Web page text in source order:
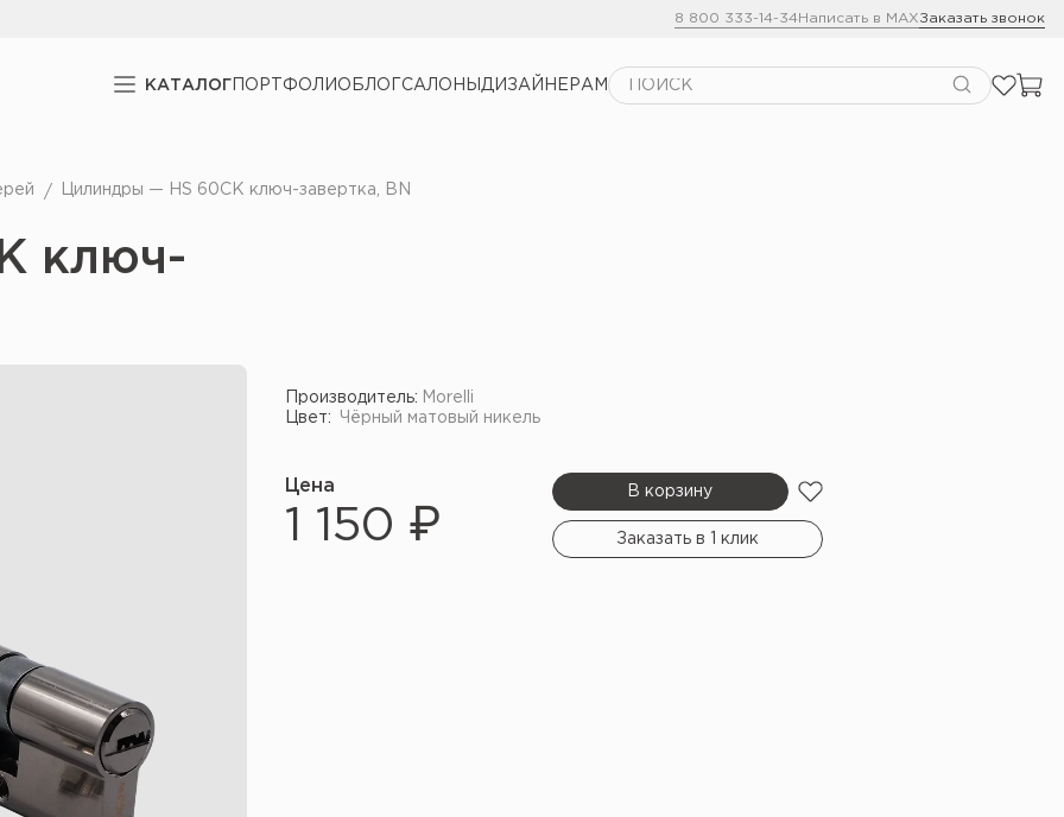
8 800 333-14-34Написать в MAXЗаказать звонок
КАТАЛОГ ПОРТФОЛИО БЛОГСАЛОНЫ ДИЗАЙНЕРАМ
Цилиндры — HS 60CK ключ-завертка, BN
ключ-
Производитель: Morelli
Цвет:
Чёрный матовый никель
Цена
1 150 ₽
В корзину
Заказать в 1 клик